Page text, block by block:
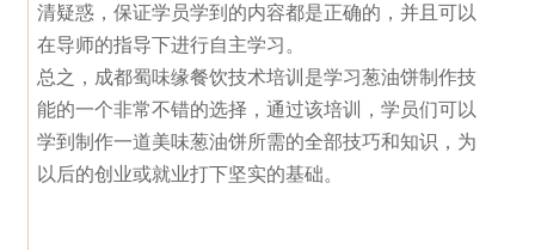
清疑惑，保证学员学到的内容都是正确的，并且可以
在导师的指导下进行自主学习。
总之，成都蜀味缘餐饮技术培训是学习葱油饼制作技
能的一个非常不错的选择，通过该培训，学员们可以
学到制作一道美味葱油饼所需的全部技巧和知识，为
以后的创业或就业打下坚实的基础。